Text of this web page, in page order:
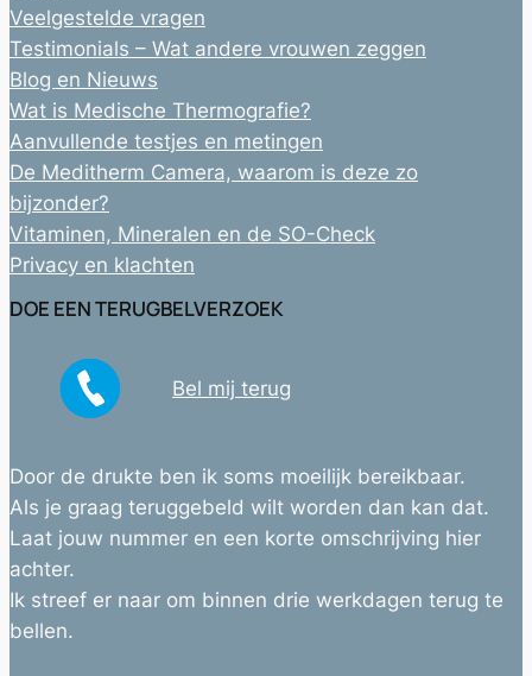
Veelgestelde vragen
Testimonials – Wat andere vrouwen zeggen
Blog en Nieuws
Wat is Medische Thermografie?
Aanvullende testjes en metingen
De Meditherm Camera, waarom is deze zo
bijzonder?
Vitaminen, Mineralen en de SO-Check
Privacy en klachten
DOE EEN TERUGBELVERZOEK
Bel mij terug
Door de drukte ben ik soms moeilijk bereikbaar.
Als je graag teruggebeld wilt worden dan kan dat.
Laat jouw nummer en een korte omschrijving hier
achter.
Ik streef er naar om binnen drie werkdagen terug te
bellen.